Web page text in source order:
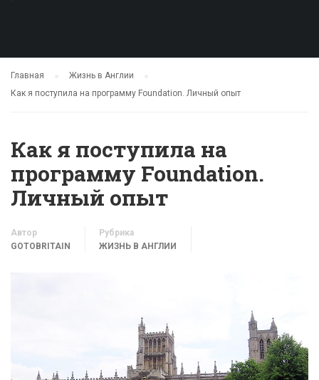
Главная
Жизнь в Англии
Как я поступила на программу Foundation. Личный опыт
Как я поступила на
программу Foundation.
Личный опыт
Автор
GOTOBRITAIN
Рубрика
ЖИЗНЬ В АНГЛИИ